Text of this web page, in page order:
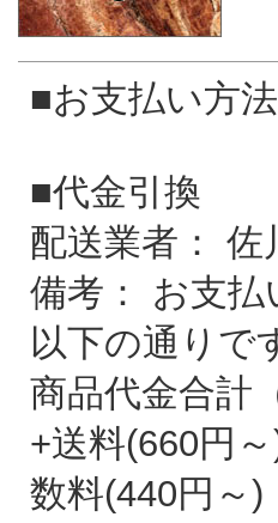
■お支払い方
■代金引換
配送業者： 佐
備考： お支払
以下の通りで
商品代金合計
+送料(660円
数料(440円～)